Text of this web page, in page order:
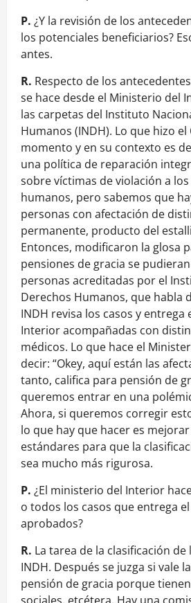
P. ¿Y la revisión de los
los potenciales beneficiarios?
antes.
R. Respecto de los
se hace desde el Ministerio del
las carpetas del Instituto
Humanos (INDH). Lo que hizo
momento y en su contexto es
una política de reparación
sobre víctimas de violación a
humanos, pero sabemos que
personas con afectación de
permanente, producto del
Entonces, modificaron la glosa
pensiones de gracia se
personas acreditadas por el
Derechos Humanos, que habla
INDH revisa los casos y entrega
Interior acompañadas con
médicos. Lo que hace el
decir: “Okey, aquí están las
tanto, califica para pensión de
queremos entrar en una
Ahora, si queremos corregir
lo que hay que hacer es
estándares para que la
sea mucho más rigurosa.
P. ¿El ministerio del Interior
o todos los casos que entrega
aprobados?
R. La tarea de la clasificación de
INDH. Después se juzga si vale
pensión de gracia porque